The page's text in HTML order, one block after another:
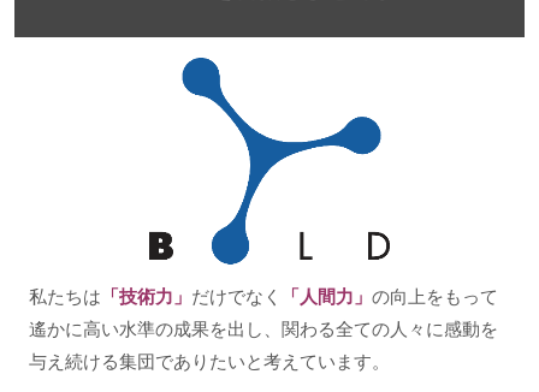
私たちは 「技術力」 だけでなく 「人間力」 の向上をもって
遙かに高い水準の成果を出し、関わる全ての人々に感動を
与え続ける集団でありたいと考えています。